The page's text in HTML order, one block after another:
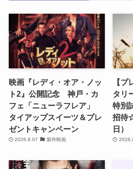
映画『レディ・オア・ノッ
ト2』公開記念 神戸・カ
フェ「ニューラフレア」
タイアップスイーツ＆プレ
ゼントキャンペーン
2026.8.07 新作映画
【
タリ
特別
招待
日）